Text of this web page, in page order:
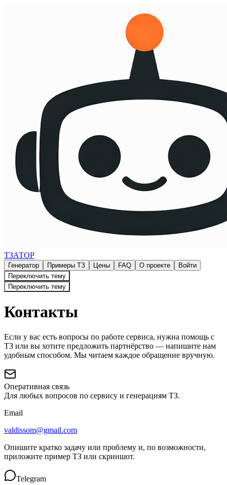
ТЗАТОР
Генератор Примеры ТЗ Цены FAQ О проекте
Войти
Переключить тему
Переключить тему
Контакты
Если у вас есть вопросы по работе сервиса, нужна помощь с
ТЗ или вы хотите предложить партнёрство — напишите нам
удобным способом. Мы читаем каждое обращение вручную.
Оперативная связь
Для любых вопросов по сервису и генерациям ТЗ.
Email
valdissom@gmail.com
Опишите кратко задачу или проблему и, по возможности,
приложите пример ТЗ или скриншот.
Telegram